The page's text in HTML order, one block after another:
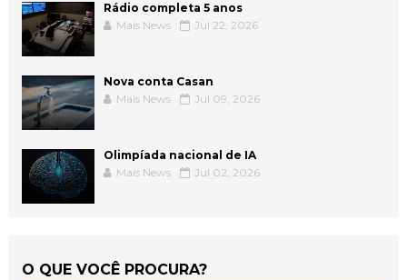
Rádio completa 5 anos
Mais News
Jul 22, 2026
Nova conta Casan
Mais News
Jul 09, 2026
Olimpíada nacional de IA
Mais News
Jul 02, 2026
O QUE VOCÊ PROCURA?